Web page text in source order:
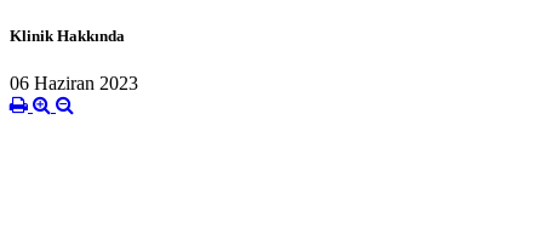
Klinik Hakkında
06 Haziran 2023